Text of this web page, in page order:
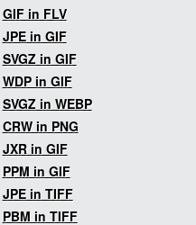
GIF in FLV
JPE in GIF
SVGZ in GIF
WDP in GIF
SVGZ in WEBP
CRW in PNG
JXR in GIF
PPM in GIF
JPE in TIFF
PBM in TIFF